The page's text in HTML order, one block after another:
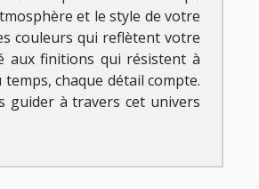
et le style de votre
couleurs qui reflètent votre
aux finitions qui résistent à
chaque détail compte.
guider à travers cet univers